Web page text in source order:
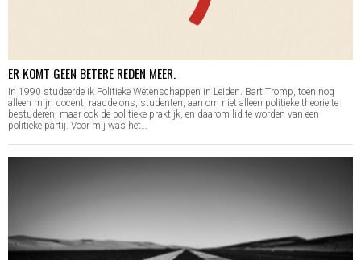
ER KOMT GEEN BETERE REDEN MEER.
In 1990 studeerde ik Politieke Wetenschappen in Leiden. Bart Tromp, toen nog
alleen mijn docent, raadde ons, studenten, aan om niet alleen politieke theorie te
bestuderen, maar ook de politieke praktijk, en daarom lid te worden van een
politieke partij. Voor mij was het…